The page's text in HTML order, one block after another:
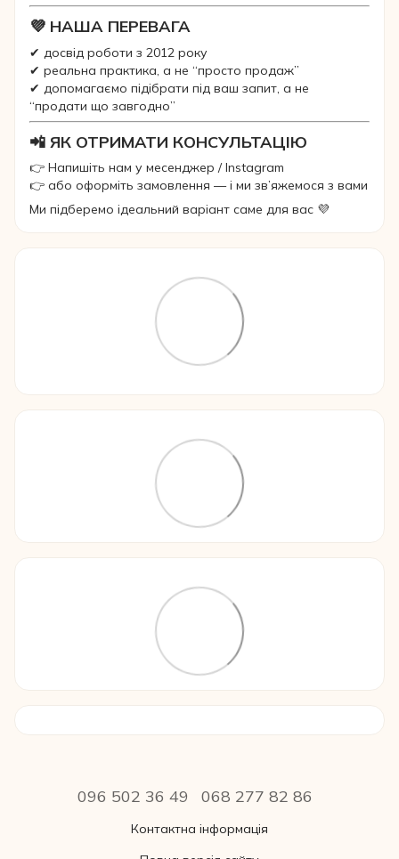
💜 НАША ПЕРЕВАГА
✔ досвід роботи з 2012 року
✔ реальна практика, а не “просто продаж”
✔ допомагаємо підібрати під ваш запит, а не
“продати що завгодно”
📲 ЯК ОТРИМАТИ КОНСУЛЬТАЦІЮ
👉 Напишіть нам у месенджер / Instagram
👉 або оформіть замовлення — і ми зв’яжемося з вами
Ми підберемо ідеальний варіант саме для вас 💜
096 502 36 49 068 277 82 86
Контактна інформація